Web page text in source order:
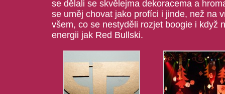
se dělali se skvělejma dekoracema a
se uměj chovat jako profíci i jinde, než na
všem, co se nestyděli rozjet boogie i když
energii jak Red Bullski.